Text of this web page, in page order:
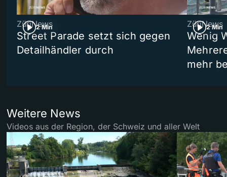
2 Min
ZüriNews
Street Parade setzt sich gegen
Detailhändler durch
2 Min
ZüriNews
Wenig
mehr
Weitere News
Videos aus der Region, der Schweiz und aller Welt